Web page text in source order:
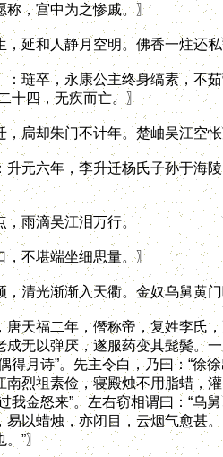
称，宫中为之惨戚。〗
和人静月空明。佛香一炷还私
卒，永康公主终身缟素，不茹
十四，无疾而亡。〗
却朱门不计年。楚岫吴江空怅
六年，李升迁杨氏子孙于海陵
雨滴吴江泪万行。
不堪端坐细思量。〗
清光渐渐入天衢。金奴乌舅黄门
福二年，僭称帝，复姓李氏，
成无以弹厌，遂服药变其髭鬓。
得月诗”。先主令白，乃曰：“徐
南烈祖素俭，寝殿烛不用脂蜡，
我金怒来”。左右窃相谓曰：“乌
易以蜡烛，亦闭目，云烟气愈甚
”〗